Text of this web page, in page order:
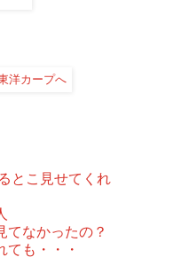
とこ見せてくれ
てなかったの？
ても・・・